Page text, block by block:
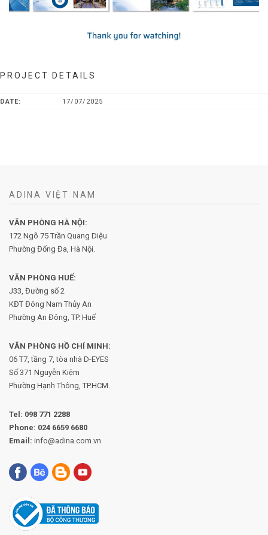
PROJECT DETAILS
DATE: 17/07/2025
ADINA VIỆT NAM
VĂN PHÒNG HÀ NỘI:
172 Ngõ 75 Trần Quang Diệu
Phường Đống Đa, Hà Nội.
VĂN PHÒNG HUẾ:
J33, Đường số 2
KĐT Đông Nam Thủy An
Phường An Đông, TP. Huế
VĂN PHÒNG HỒ CHÍ MINH:
06 T7, tầng 7, tòa nhà D-EYES
Số 371 Nguyễn Kiệm
Phường Hạnh Thông, TP.HCM.
Tel: 098 771 2288
Phone: 024 6659 6680
Email: info@adina.com.vn